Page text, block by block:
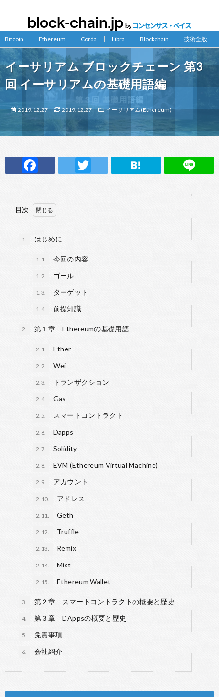
Bitcoin Ethereum Corda Libra Blockchain 技術全般
イーサリアム ブロックチェーン 第3
回 イーサリアムの基礎用語編
2019.12.27 2019.12.27 イーサリアム(Ethereum)
F
e
b
o
T
it
H
e
Li
e
目次
1. はじめに
1.1. 今回の内容
1.2. ゴール
1.3. ターゲット
1.4. 前提知識
2. 第１章 Ethereumの基礎用語
2.1. Ether
2.2. Wei
2.3. トランザクション
2.4. Gas
2.5. スマートコントラクト
2.6. Dapps
2.7. Solidity
2.8. EVM (Ethereum Virtual Machine)
2.9. アカウント
2.10. アドレス
2.11. Geth
2.12. Truffle
2.13. Remix
2.14. Mist
2.15. Ethereum Wallet
3. 第２章 スマートコントラクトの概要と歴史
4. 第３章 DAppsの概要と歴史
5. 免責事項
6. 会社紹介